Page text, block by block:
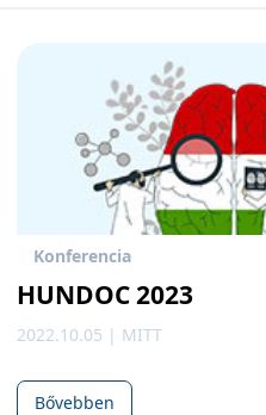
Konferencia
HUNDOC 2023
2022.10.05 | MITT
Bővebben